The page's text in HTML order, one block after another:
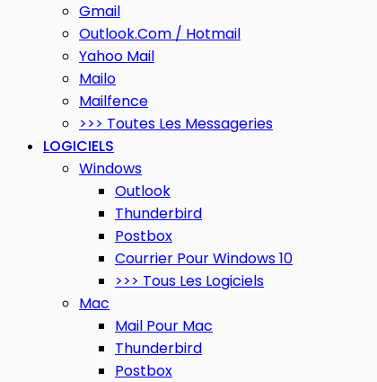
Gmail
Outlook.com / Hotmail
Yahoo Mail
Mailo
Mailfence
>>> Toutes Les Messageries
LOGICIELS
Windows
Outlook
Thunderbird
Postbox
Courrier Pour Windows 10
>>> Tous Les Logiciels
Mac
Mail Pour Mac
Thunderbird
Postbox